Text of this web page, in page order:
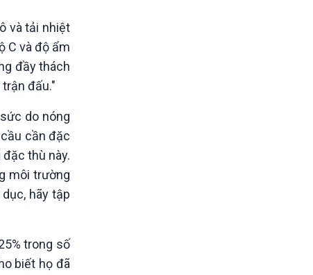
và tải nhiệt
C và độ ẩm
đầy thách
đấu."
do nóng
cần đặc
thù này.
môi trường
hãy tập
trong số
biết họ đã